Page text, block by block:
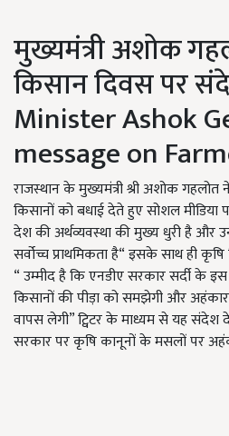
मुख्यमंत्री अशोक
किसान दिवस पर
Minister Ashok
message on
राजस्थान के मुख्यमंत्री श्री अशोक
किसानों को बधाई देते हुए सोशल
देश की अर्थव्यवस्था की मुख्य धुरी है और
सर्वोच्च प्राथमिकता है“ इसके साथ ही
“ उम्मीद है कि एनडीए सरकार सर्दी के
किसानों की पीड़ा को समझेगी और
वापस लेगी” ट्विटर के माध्यम से यह संदेश
सरकार पर कृषि कानूनों के मसलों पर